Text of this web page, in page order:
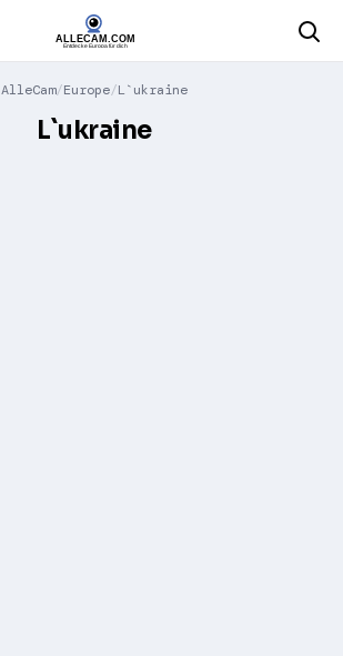
AlleCam Europe L`ukraine
L`ukraine